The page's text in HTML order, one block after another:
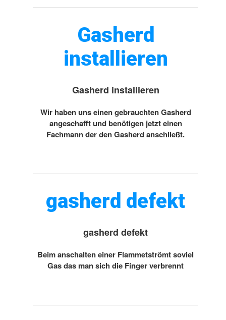
Gasherd
installieren
Gasherd installieren
Wir haben uns einen gebrauchten Gasherd
angeschafft und benötigen jetzt einen
Fachmann der den Gasherd anschließt.
gasherd defekt
gasherd defekt
Beim anschalten einer Flammetströmt soviel
Gas das man sich die Finger verbrennt